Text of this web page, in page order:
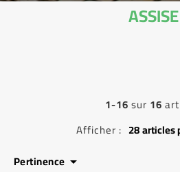
ASSISE
1-16sur 16
Afficher : 28articles
Pertinence 